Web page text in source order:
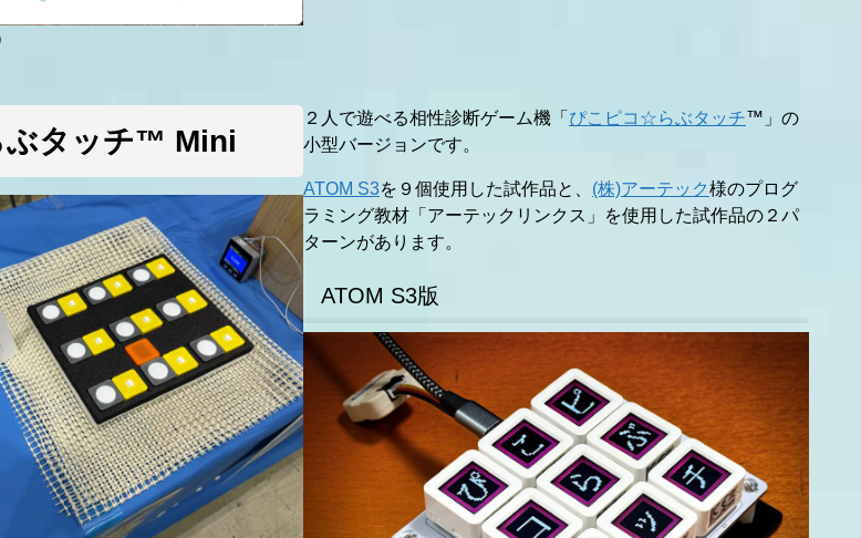
タッチ™ Mini
２人で遊べる相性診断ゲーム機「 ぴこピコ☆らぶタッチ™」の
小型バージョンです。
ATOM S3を９個使用した試作品と、 (株)アーテック様のプログ
ラミング教材「アーテックリンクス」を使用した試作品の２パ
ターンがあります。
ATOM S3版